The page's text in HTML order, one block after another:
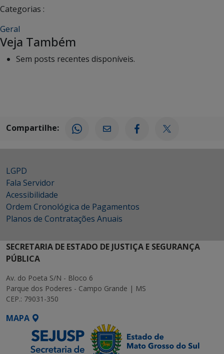
Categorias :
Geral
Veja Também
Sem posts recentes disponíveis.
Compartilhe:
LGPD
Fala Servidor
Acessibilidade
Ordem Cronológica de Pagamentos
Planos de Contratações Anuais
SECRETARIA DE ESTADO DE JUSTIÇA E SEGURANÇA
PÚBLICA
Av. do Poeta S/N - Bloco 6
Parque dos Poderes - Campo Grande | MS
CEP.: 79031-350
MAPA